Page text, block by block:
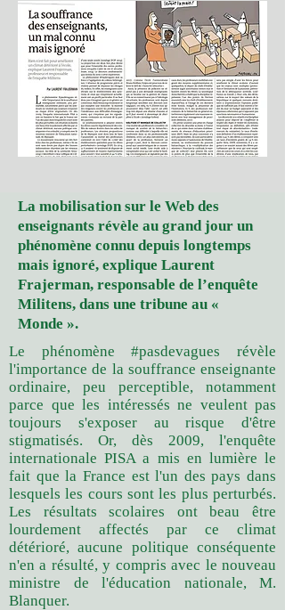
La mobilisation sur le Web des
enseignants révèle au grand jour un
phénomène connu depuis longtemps
mais ignoré, explique Laurent
Frajerman, responsable de l’enquête
Militens, dans une tribune au «
Monde ».
Le phénomène #pasdevagues ré­vèle
l'importance de la souffrance enseignante
ordinaire, peu per­ceptible, notamment
parce que les inté­ressés ne veulent pas
toujours s'exposer au risque d'être
stigmatisés. Or, dès 2009, l'enquête
internationale PISA a mis en lumière le
fait que la France est l'un des pays dans
lesquels les cours sont les plus perturbés.
Les résultats scolaires ont beau être
lourdement affectés par ce climat
détérioré, aucune politique con­séquente
n'en a résulté, y compris avec le nouveau
ministre de l'éducation natio­nale, M.
Blanquer.